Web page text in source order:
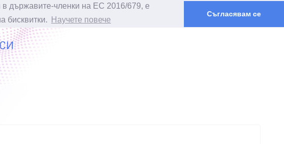
в държавите-членки на ЕС 2016/679, е
бисквитки.
Научете повече
Съгласявам се